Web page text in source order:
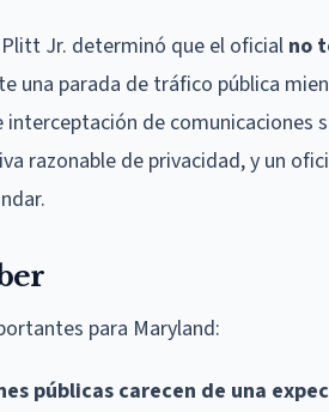
Plitt Jr. determinó que el oficial no
una parada de tráfico pública
de comunicaciones
razonable de privacidad, y un
para Maryland:
públicas carecen de una